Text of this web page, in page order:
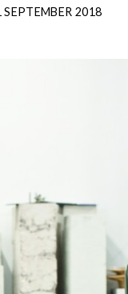
SEPTEMBER 2018